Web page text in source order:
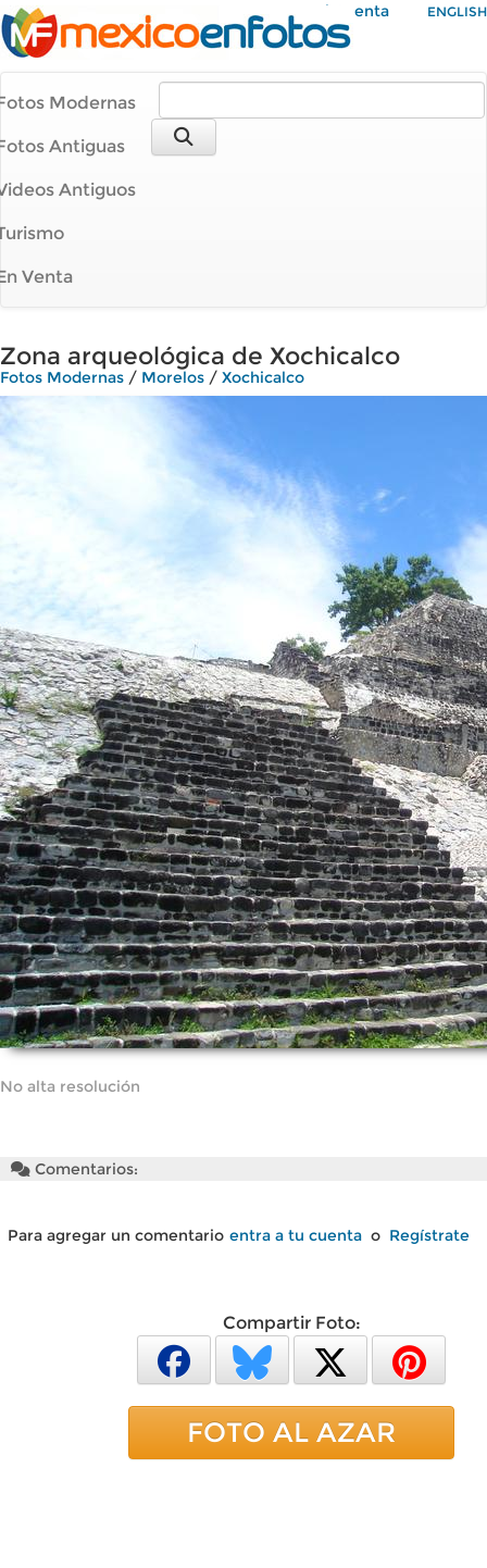
Mi Cuenta ENGLISH
Modernas
Antiguas
Antiguos
Venta
Zona arqueológica de Xochicalco
Fotos Modernas / Morelos / Xochicalco
No alta resolución
Comentarios:
Para agregar un comentario entra a tu cuenta o Regístrate
Compartir Foto:
FOTO AL AZAR